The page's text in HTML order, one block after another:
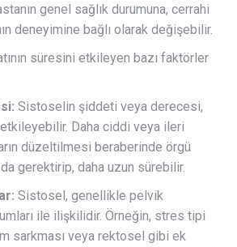
genel sağlık durumuna, cerrahi
deneyimine bağlı olarak değişebilir.
süresini etkileyen bazı faktörler
Sistoselin şiddeti veya derecesi,
Daha ciddi veya ileri
düzeltilmesi beraberinde örgü
gerektirip, daha uzun sürebilir.
Sistosel, genellikle pelvik
ile ilişkilidir. Örneğin, stres tipi
sarkması veya rektosel gibi ek